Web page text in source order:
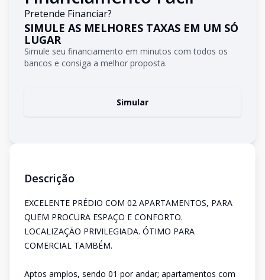
Pretende Financiar?
SIMULE AS MELHORES TAXAS EM UM SÓ
LUGAR
Simule seu financiamento em minutos com todos os
bancos e consiga a melhor proposta.
Simular
Descrição
EXCELENTE PRÉDIO COM 02 APARTAMENTOS, PARA
QUEM PROCURA ESPAÇO E CONFORTO.
LOCALIZAÇÃO PRIVILEGIADA. ÓTIMO PARA
COMERCIAL TAMBÉM.
Aptos amplos, sendo 01 por andar; apartamentos com